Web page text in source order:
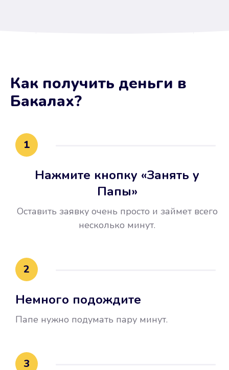
Не потребовались справки, залоги
и поручители. Папа вам доверяет.
воспользовались бесплатной
это открыло новые возможности в
Как получить деньги в
Бакалах?
1
Нажмите кнопку «Занять у
Папы»
Оставить заявку очень просто и займет всего
несколько минут.
2
Немного подождите
Папе нужно подумать пару минут.
3